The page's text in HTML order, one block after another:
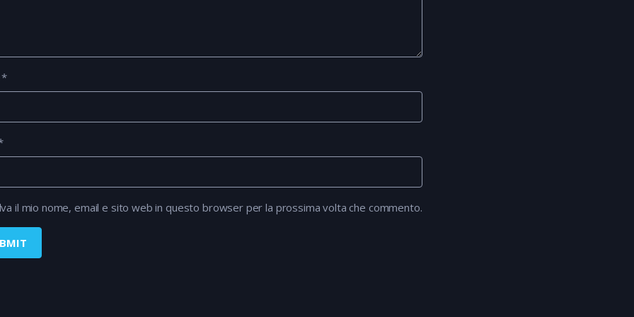
*
il mio nome, email e sito web in questo browser per la prossima volta che commento.